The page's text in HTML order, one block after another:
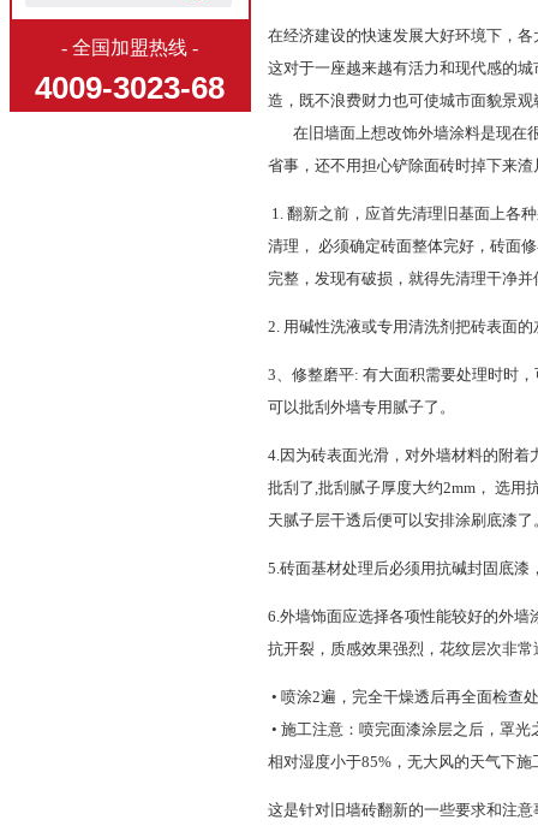
- 全国加盟热线 -
4009-3023-68
在经济建设的快速发展大好环境下，
这对于一座越来越有活力和现代感的
造，既不浪费财力也可使城市面貌景
在旧墙面上想改饰外墙涂料是现在
省事，还不用担心铲除面砖时掉下来
1. 翻新之前，应首先清理旧基面上各
清理， 必须确定砖面整体完好，砖面
完整，发现有破损，就得先清理干净
2. 用碱性洗液或专用清洗剂把砖表面
3、修整磨平: 有大面积需要处理时时
可以批刮外墙专用腻子了。
4.因为砖表面光滑，对外墙材料的附
批刮了,批刮腻子厚度大约2mm， 选
天腻子层干透后便可以安排涂刷底漆了
5.砖面基材处理后必须用抗碱封固底漆
6.外墙饰面应选择各项性能较好的外
抗开裂，质感效果强烈，花纹层次非
• 喷涂2遍，完全干燥透后再全面检查
• 施工注意：喷完面漆涂层之后，罩
相对湿度小于85%，无大风的天气下
这是针对旧墙砖翻新的一些要求和注